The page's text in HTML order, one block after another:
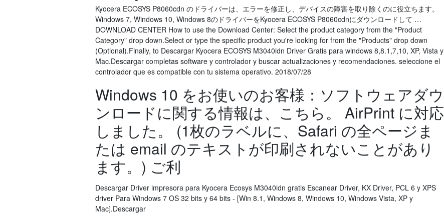
Kyocera ECOSYS P8060cdn のドライバーは、エラーを修正し、デバイスの障害を取り除くのに役立ちます。
Windows 7, Windows 10, Windows 8のドライバーをKyocera ECOSYS P8060cdnにダウンロードして …
DOWNLOAD CENTER How to use the Download Center: Select the product category from the "Product
Category" drop down.Select or type the specific product you're looking for from the "Products" drop down
(Optional).Finally, to Descargar Kyocera ECOSYS M3040idn Driver Gratis para windows 8,8.1,7,10, XP, Vista y
Mac.Descargar completas software y controlador y buscar actualizaciones y recomendaciones. seleccione el
controlador que es compatible con tu sistema operativo. 2018/07/28
Windows 10 をお使いのお客様：ソフトウェアダウ
ンロードに関する情報は、こちら。 AirPrint に対応
しました。 (1枚のラベルに、Safari の全ページま
たは email のテキストが印刷されないことがあり
ます。) ご利
Descargar Driver impresora para Kyocera Ecosys M3040idn gratis Escanear Driver, KX Driver, PCL 6 y XPS
driver Para Windows 7 OS 32 bits y 64 bits - [Win 8.1, Windows 8, Windows 10, Windows Vista, XP y
Mac].Descargar